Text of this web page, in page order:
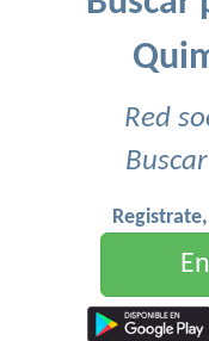
Red